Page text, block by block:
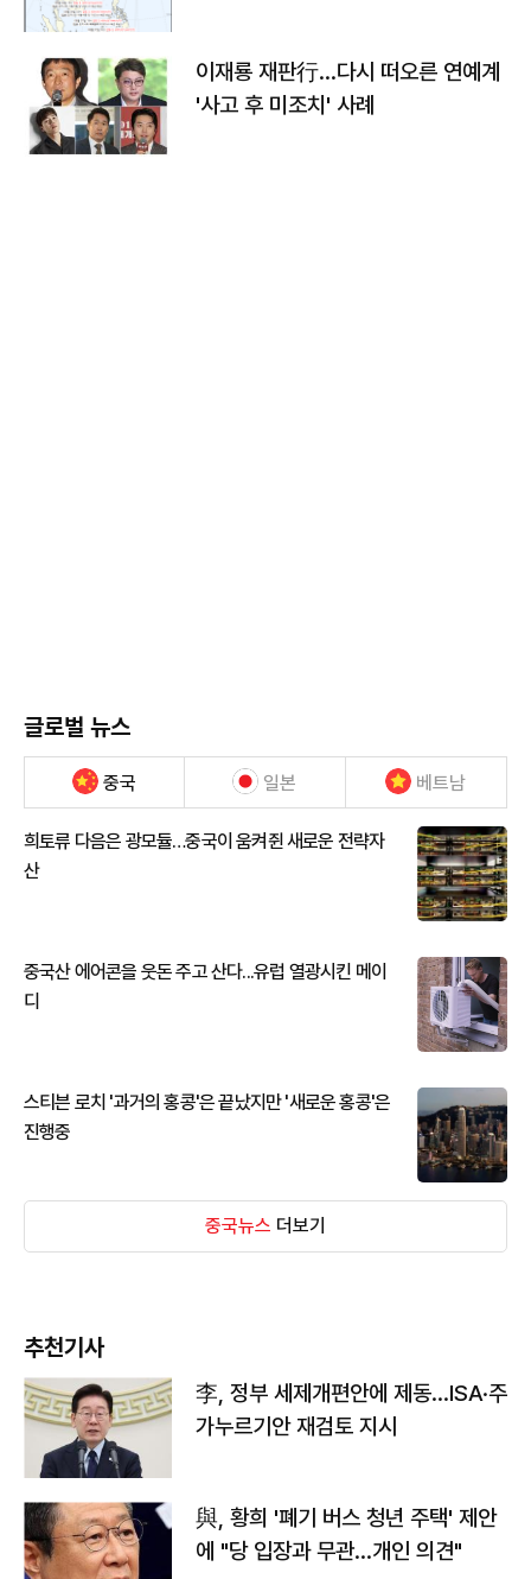
이재룡 재판行…다시 떠오른 연예계
'사고 후 미조치' 사례
글로벌 뉴스
중국 일본 베트남
희토류 다음은 광모듈…중국이 움켜쥔 새로운 전략자
산
중국산 에어콘을 웃돈 주고 산다...유럽 열광시킨 메이
디
스티븐 로치 '과거의 홍콩'은 끝났지만 '새로운 홍콩'은
진행중
중국뉴스 더보기
추천기사
李, 정부 세제개편안에 제동…ISA·주
가누르기안 재검토 지시
與, 황희 '폐기 버스 청년 주택' 제안
에 "당 입장과 무관…개인 의견"